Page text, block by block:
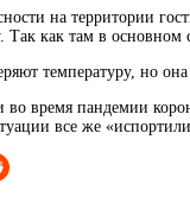
на территории
Так как там в основном
температуру, но
время пандемии
все же